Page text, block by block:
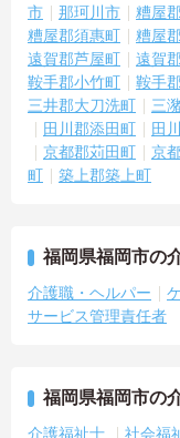
市
那珂川市 糟屋
糟屋郡須惠町
糟屋
遠賀郡芦屋町
遠賀
鞍手郡小竹町
鞍手
三井郡大刀洗町
三
田川郡添田町
田
京都郡苅田町
京
町
築上郡築上町
福岡県福岡市の
介護職・ヘルパー
サービス管理責任者
福岡県福岡市の
介護福祉士 社会福